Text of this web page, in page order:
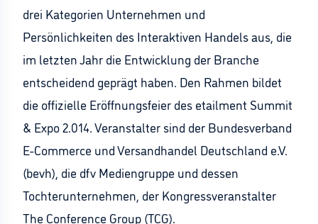
drei Kategorien Unternehmen und
Persönlichkeiten des Interaktiven Handels aus, die
im letzten Jahr die Entwicklung der Branche
entscheidend geprägt haben. Den Rahmen bildet
die offizielle Eröffnungsfeier des etailment Summit
& Expo 2.014. Veranstalter sind der Bundesverband
E-Commerce und Versandhandel Deutschland e.V.
(bevh), die dfv Mediengruppe und dessen
Tochterunternehmen, der Kongressveranstalter
The Conference Group (TCG).